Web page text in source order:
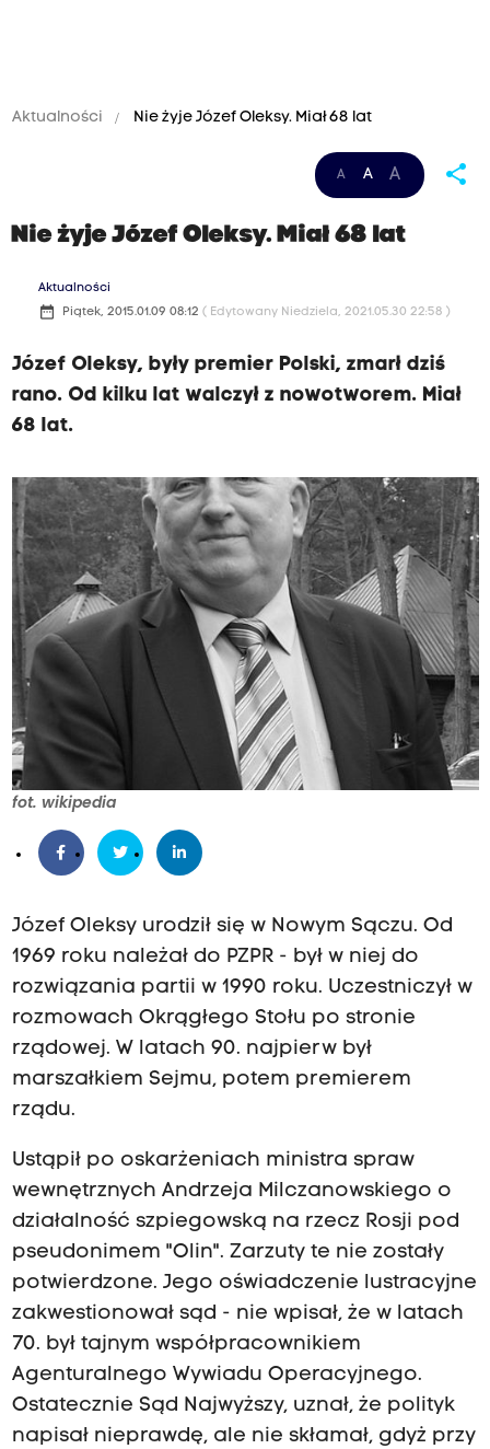
Aktualności Nie żyje Józef Oleksy. Miał 68 lat
A A A share
Nie żyje Józef Oleksy. Miał 68 lat
Aktualności
date_range Piątek, 2015.01.09 08:12 ( Edytowany Niedziela, 2021.05.30 22:58 )
Józef Oleksy, były premier Polski, zmarł dziś
rano. Od kilku lat walczył z nowotworem. Miał
68 lat.
fot. wikipedia
Józef Oleksy urodził się w Nowym Sączu. Od
1969 roku należał do PZPR - był w niej do
rozwiązania partii w 1990 roku. Uczestniczył w
rozmowach Okrągłego Stołu po stronie
rządowej. W latach 90. najpierw był
marszałkiem Sejmu, potem premierem
rządu.
Ustąpił po oskarżeniach ministra spraw
wewnętrznych Andrzeja Milczanowskiego o
działalność szpiegowską na rzecz Rosji pod
pseudonimem "Olin". Zarzuty te nie zostały
potwierdzone. Jego oświadczenie lustracyjne
zakwestionował sąd - nie wpisał, że w latach
70. był tajnym współpracownikiem
Agenturalnego Wywiadu Operacyjnego.
Ostatecznie Sąd Najwyższy, uznał, że polityk
napisał nieprawdę, ale nie skłamał, gdyż przy